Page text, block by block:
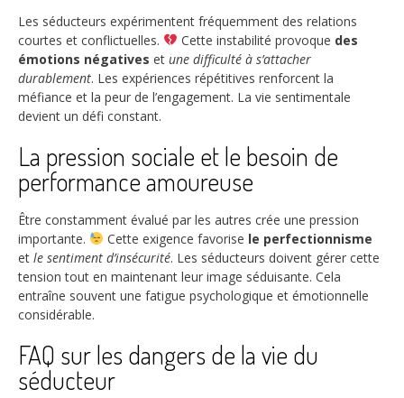
Les séducteurs expérimentent fréquemment des relations
courtes et conflictuelles.
Cette instabilité provoque des
émotions négatives et une difficulté à s’attacher
durablement. Les expériences répétitives renforcent la
méfiance et la peur de l’engagement. La vie sentimentale
devient un défi constant.
La pression sociale et le besoin de
performance amoureuse
Être constamment évalué par les autres crée une pression
importante.
Cette exigence favorise le perfectionnisme
et le sentiment d’insécurité. Les séducteurs doivent gérer cette
tension tout en maintenant leur image séduisante. Cela
entraîne souvent une fatigue psychologique et émotionnelle
considérable.
FAQ sur les dangers de la vie du
séducteur